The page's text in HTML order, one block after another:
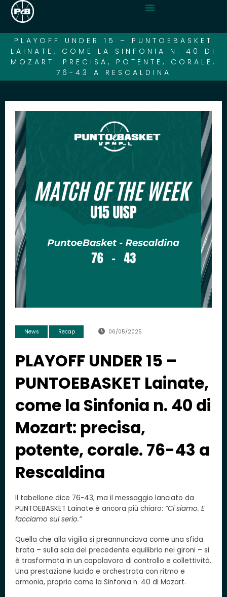
PLAYOFF UNDER 15 – PUNTOEBASKET
LAINATE, COME LA SINFONIA N. 40 DI
MOZART: PRECISA, POTENTE, CORALE.
76-43 A RESCALDINA
News Recap 06/05/2025
PLAYOFF UNDER 15 –
PUNTOEBASKET Lainate,
come la Sinfonia n. 40 di
Mozart: precisa,
potente, corale. 76-43 a
Rescaldina
Il tabellone dice 76-43, ma il messaggio lanciato da
PUNTOEBASKET Lainate è ancora più chiaro: “Ci siamo. E
facciamo sul serio.”
Quella che alla vigilia si preannunciava come una sfida
tirata – sulla scia del precedente equilibrio nei gironi – si
è trasformata in un capolavoro di controllo e collettività.
Una prestazione lucida e orchestrata con ritmo e
armonia, proprio come la Sinfonia n. 40 di Mozart.